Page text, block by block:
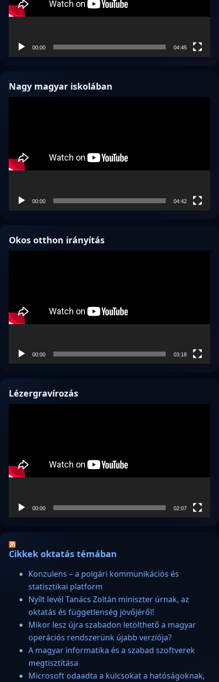
00:00 04:45
Nagy magyar iskolában
00:00 04:42
Okos otthon irányítás
00:00 03:18
Lézergravírozás
00:00 02:07
Cikkek oktatás témában
Konzulens – a polgári kommunikációs és
statisztikai platform
Nyílt levél Tanács Zoltán miniszter úrnak, az
oktatás és függetlenség jövőjéről!
Mikor lesz újra szabadon letölthető a magyar
operációs rendszerünk újabb verziója?
A magyar informatika és a szabad szoftverek
megtisztítása
Microsoft odaadta a kulcsokat a hatóságoknak,